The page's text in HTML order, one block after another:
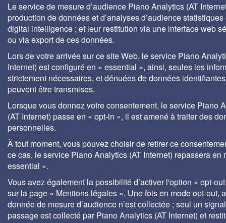
Le service de mesure d’audience Piano Analytics (AT
production de données et d’analyses d’audience statistiques
digital intelligence ; et leur restitution via une interface web
ou via export de ces données.
Lors de votre arrivée sur ce site Web, le service Piano
Internet) est configuré en « essential », ainsi, seules les
strictement nécessaires, et dénuées de données
peuvent être transmises.
Lorsque vous donnez votre consentement, le service Piano
(AT Internet) passe en « opt-in », il est amené à traiter des
personnelles.
À tout moment, vous pouvez choisir de retirer ce
ce cas, le service Piano Analytics (AT Internet) repassera en
essential ».
Vous avez également la possibilité d’activer l'option « opt-
sur la page « Mentions légales ». Une fois en mode opt-out,
donnée de mesure d’audience n’est collectée ; seul un
passage est collecté par Piano Analytics (AT Internet) et